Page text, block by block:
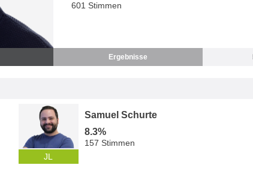
601 Stimmen
Ergebnisse
JL
Samuel Schurte
8.3%
157 Stimmen